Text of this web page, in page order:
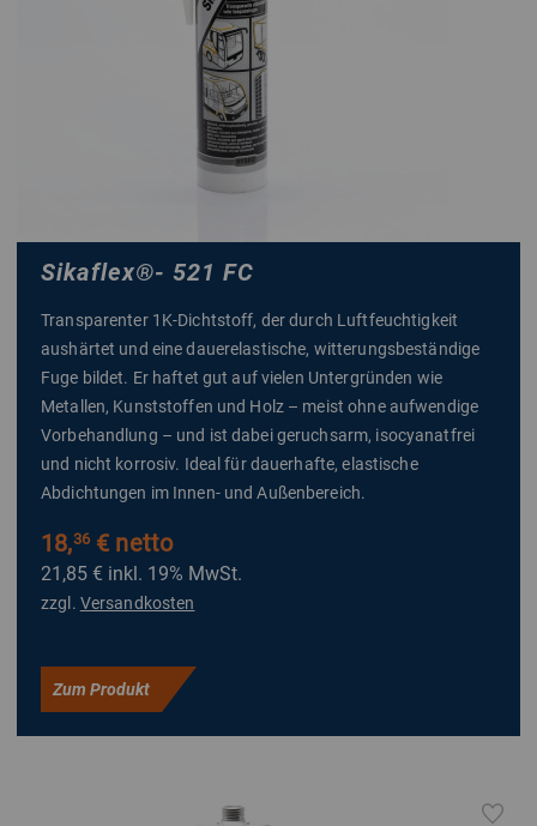
Sikaflex®- 521 FC
Transparenter 1K-Dichtstoff, der durch Luftfeuchtigkeit
aushärtet und eine dauerelastische, witterungsbeständige
Fuge bildet. Er haftet gut auf vielen Untergründen wie
Metallen, Kunststoffen und Holz – meist ohne aufwendige
Vorbehandlung – und ist dabei geruchsarm, isocyanatfrei
und nicht korrosiv. Ideal für dauerhafte, elastische
Abdichtungen im Innen- und Außenbereich.
18,36€ netto
21,85 € inkl. 19% MwSt.
zzgl. Versandkosten
Zum Produkt